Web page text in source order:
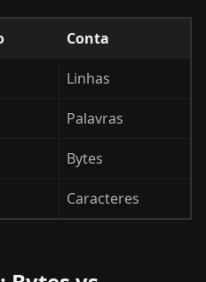
Conta
Linhas
Palavras
Bytes
Caracteres